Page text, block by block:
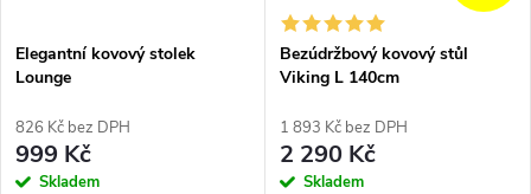
Elegantní kovový stolek
Lounge
826 Kč bez DPH
999 Kč
Skladem
Bezúdržbový kovový stůl
Viking L 140cm
1 893 Kč bez DPH
2 290 Kč
Skladem